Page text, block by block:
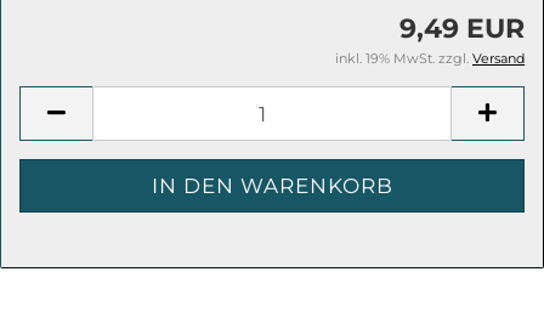
9,49 EUR
inkl. 19% MwSt. zzgl. Versand